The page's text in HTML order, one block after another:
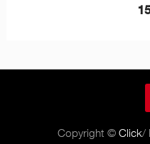
Copyright © Click/